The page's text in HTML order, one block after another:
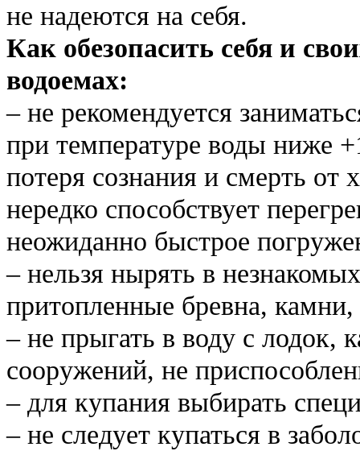
не надеются на себя.
Как обезопасить себя и
водоемах:
– не рекомендуется
при температуре воды ниже
потеря сознания и смерть
нередко способствует
неожиданно быстрое
– нельзя нырять в
притопленные бревна,
– не прыгать в воду с лодок,
сооружений, не
– для купания выбирать
– не следует купаться в